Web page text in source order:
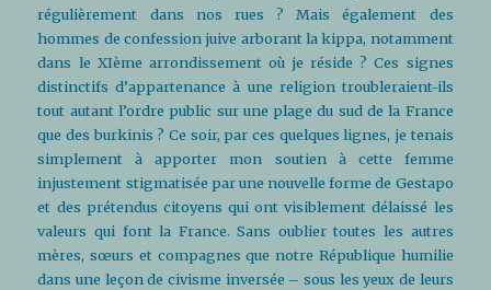
régulièrement dans nos rues ? Mais également des
hommes de confession juive arborant la kippa, notamment
dans le XIème arrondissement où je réside ? Ces signes
distinctifs d’appartenance à une religion troubleraient-ils
tout autant l’ordre public sur une plage du sud de la France
que des burkinis ? Ce soir, par ces quelques lignes, je tenais
simplement à apporter mon soutien à cette femme
injustement stigmatisée par une nouvelle forme de Gestapo
et des prétendus citoyens qui ont visiblement délaissé les
valeurs qui font la France. Sans oublier toutes les autres
mères, sœurs et compagnes que notre République humilie
dans une leçon de civisme inversée – sous les yeux de leurs